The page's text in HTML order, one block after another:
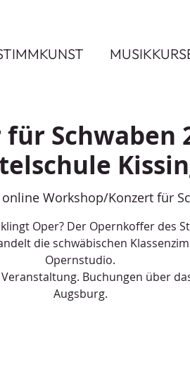
Schwaben
online Workshop/Konzert für
Oper? Der Opernkoffer des
die schwäbischen
Opernstudio.
Buchungen über
Augsburg.